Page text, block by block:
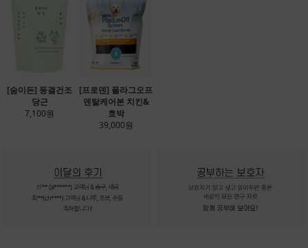
[숨이든] 동결건조
당근
7,100원
[프로덴] 플라그오프
덴탈케어본 치킨&
호박
39,000원